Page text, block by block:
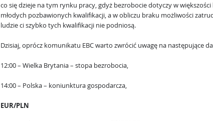
co się dzieje na tym rynku pracy, gdyż bezrobocie dotyczy w większości
młodych pozbawionych kwalifikacji, a w obliczu braku możliwości
ludzie ci szybko tych kwalifikacji nie podniosą.
Dzisiaj, oprócz komunikatu EBC warto zwrócić uwagę na następujące
12:00 – Wielka Brytania – stopa bezrobocia,
14:00 – Polska – koniunktura gospodarcza,
EUR/PLN